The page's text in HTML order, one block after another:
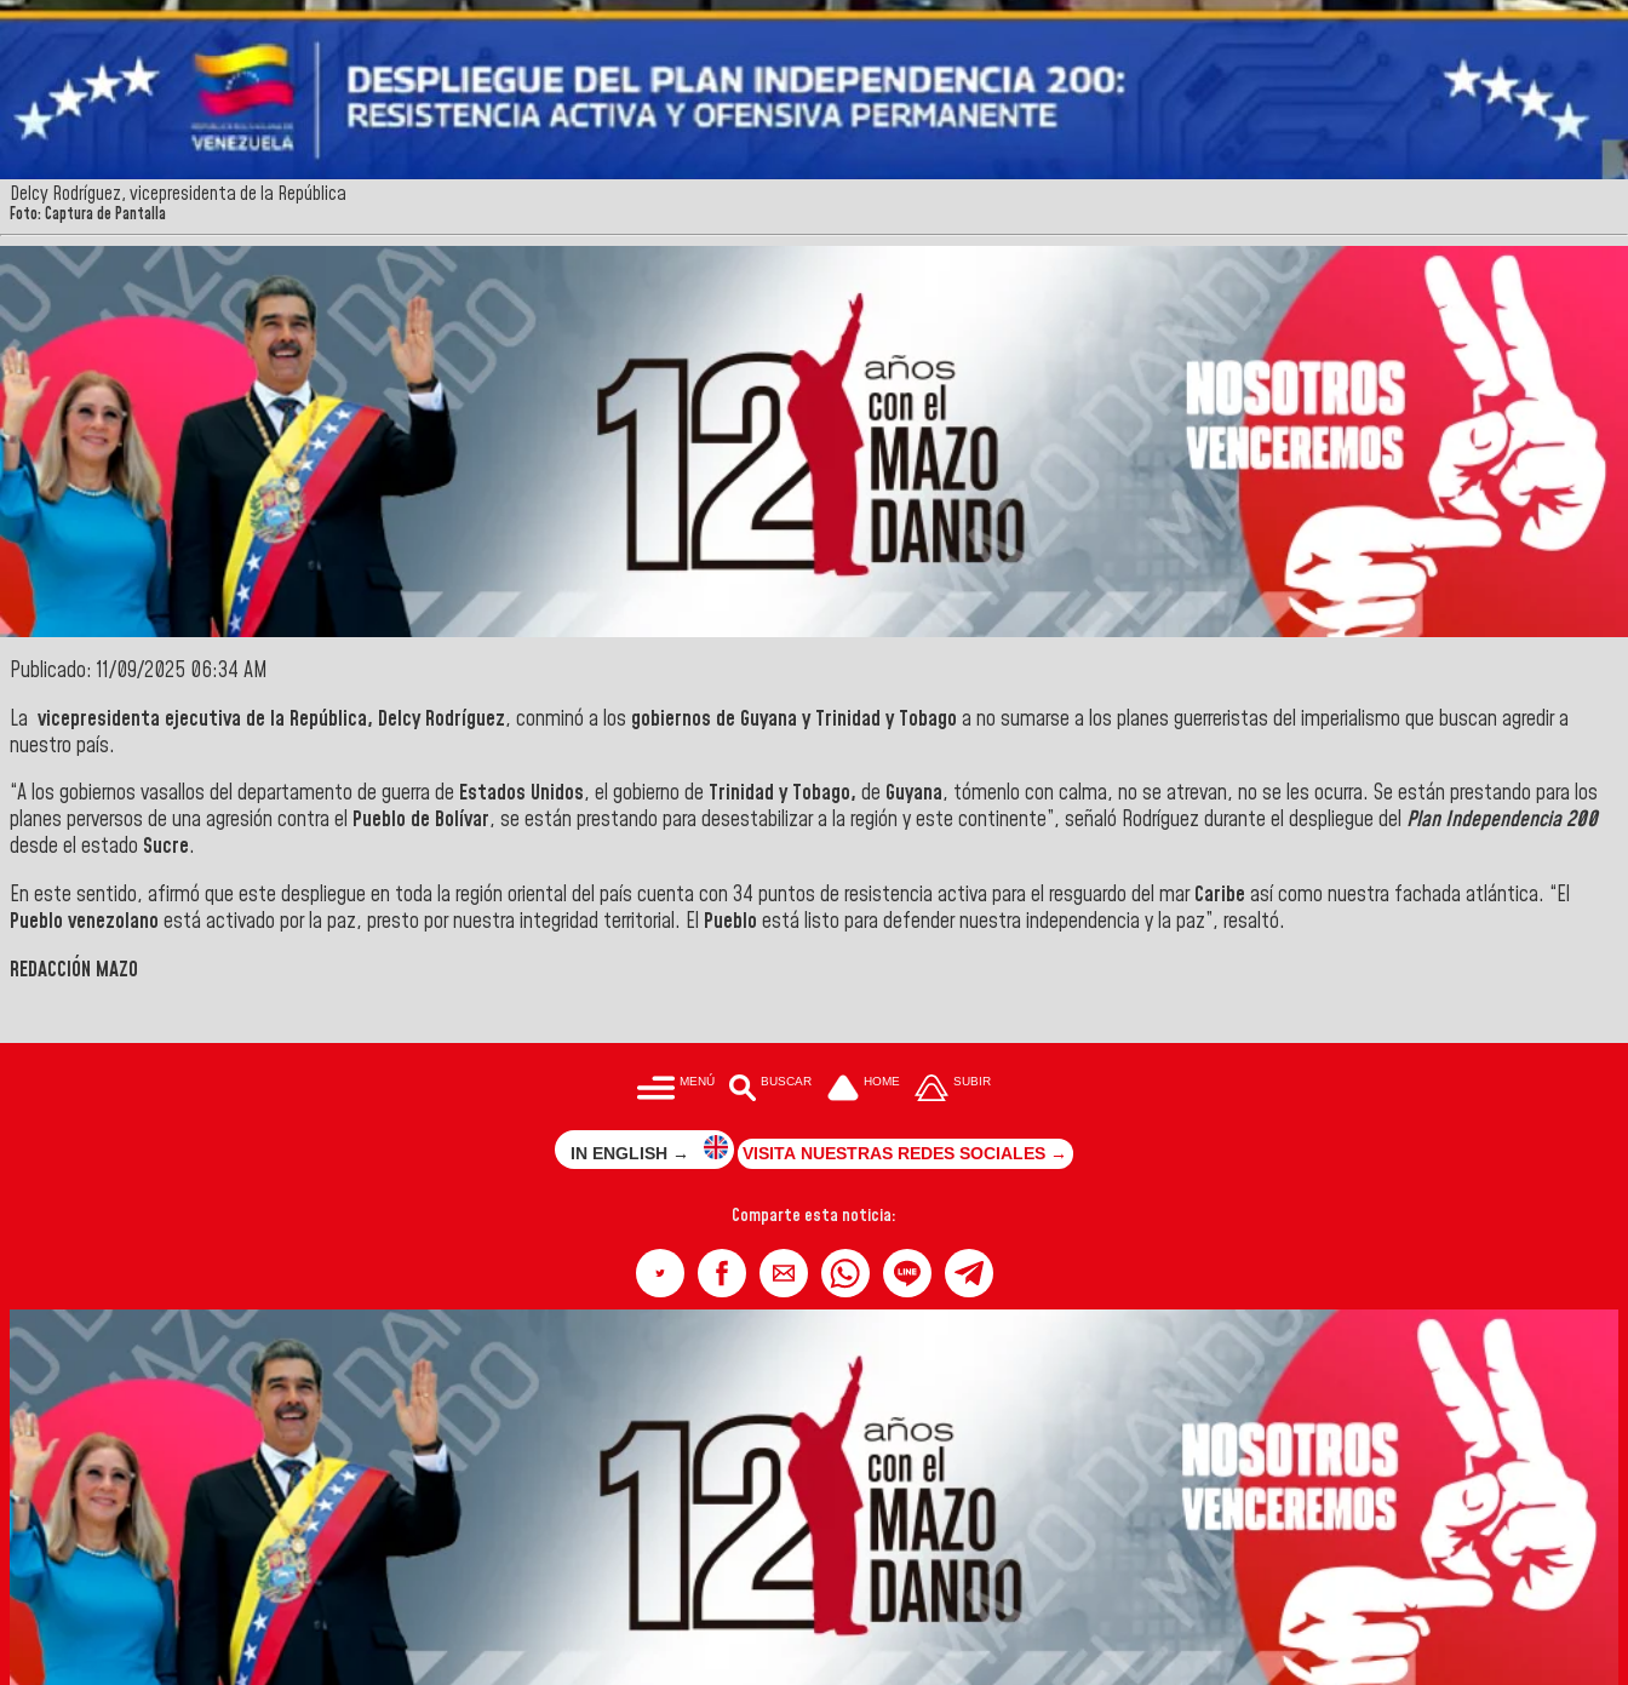
Delcy Rodríguez, vicepresidenta de la República
Foto: Captura de Pantalla
Publicado: 11/09/2025 06:34 AM
La vicepresidenta ejecutiva de la República, Delcy Rodríguez, conminó a los gobiernos de Guyana y Trinidad y Tobago a no sumarse a los planes guerreristas del imperialismo que buscan agredir a
nuestro país.
“A los gobiernos vasallos del departamento de guerra de Estados Unidos, el gobierno de Trinidad y Tobago, de Guyana, tómenlo con calma, no se atrevan, no se les ocurra. Se están prestando para los
planes perversos de una agresión contra el Pueblo de Bolívar, se están prestando para desestabilizar a la región y este continente”, señaló Rodríguez durante el despliegue del Plan Independencia 200
desde el estado Sucre.
En este sentido, afirmó que este despliegue en toda la región oriental del país cuenta con 34 puntos de resistencia activa para el resguardo del marCaribe así como nuestra fachada atlántica. “El
Pueblo venezolano está activado por la paz, presto por nuestra integridad territorial. El Pueblo está listo para defender nuestra independencia y la paz”, resaltó.
REDACCIÓN MAZO
MENÚ BUSCAR HOME SUBIR
IN ENGLISH → VISITA NUESTRAS REDES SOCIALES →
Comparte esta noticia: